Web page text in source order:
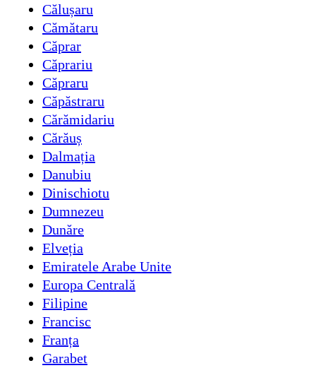
Călușaru
Cămătaru
Căprar
Căprariu
Căpraru
Căpăstraru
Cărămidariu
Cărăuș
Dalmația
Danubiu
Dinischiotu
Dumnezeu
Dunăre
Elveția
Emiratele Arabe Unite
Europa Centrală
Filipine
Francisc
Franța
Garabet